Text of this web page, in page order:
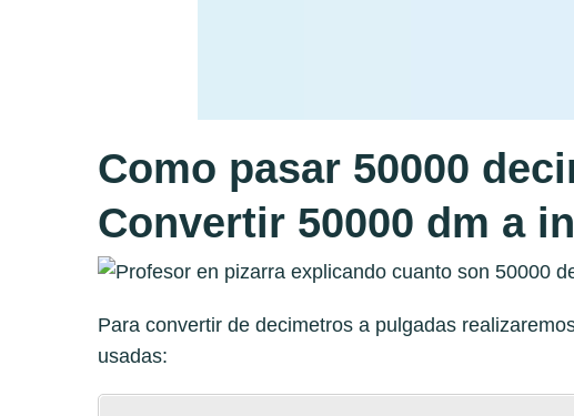
Como pasar 50000
Convertir 50000 dm a in
Para convertir de decimetros a pulgadas
usadas: